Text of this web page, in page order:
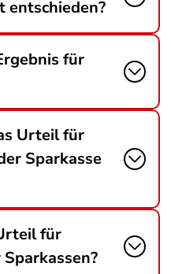
entschieden?
für
Urteil für
Sparkasse
für